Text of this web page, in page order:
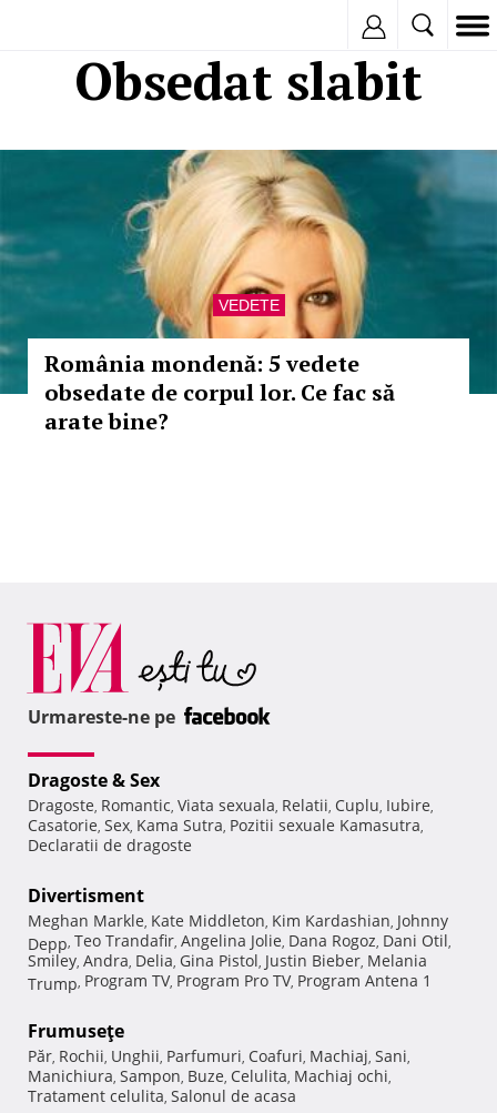
Obsedat slabit
VEDETE
România mondenă: 5 vedete
obsedate de corpul lor. Ce fac să
arate bine?
Urmareste-ne pe
Dragoste & Sex
Dragoste, Romantic, Viata sexuala, Relatii, Cuplu, Iubire,
Casatorie, Sex, Kama Sutra, Pozitii sexuale Kamasutra,
Declaratii de dragoste
Divertisment
Meghan Markle, Kate Middleton, Kim Kardashian, Johnny
Depp, Teo Trandafir, Angelina Jolie, Dana Rogoz, Dani Otil,
Smiley, Andra, Delia, Gina Pistol, Justin Bieber, Melania
Trump, Program TV, Program Pro TV, Program Antena 1
Frumuseţe
Păr, Rochii, Unghii, Parfumuri, Coafuri, Machiaj, Sani,
Manichiura, Sampon, Buze, Celulita, Machiaj ochi,
Tratament celulita, Salonul de acasa